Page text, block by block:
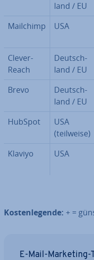
land / EU
Mailchimp USA
Cle­ver­
Reach
Deutsch­
land / EU
Brevo
Deutsch­
land / EU
HubSpot
USA
(teilweise)
Klaviyo USA
Kos­ten­le­gen­de: + =
E-Mail-Marketing-